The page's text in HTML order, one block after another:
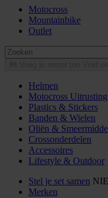
Motocross
Mountainbike
Outlet
Helmen
Motocross Uitrusting
Plastics & Stickers
Banden & Wielen
Oliën &
Crossonderdelen
Accessoires
Lifestyle & Outdoor
Stel je set samen
Merken